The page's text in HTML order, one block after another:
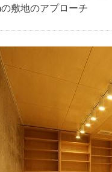
敷地のアプローチ